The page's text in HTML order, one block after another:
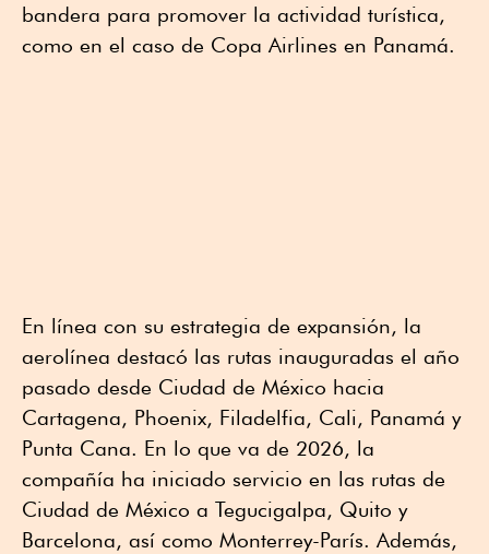
bandera para promover la actividad turística,
como en el caso de Copa Airlines en Panamá.
En línea con su estrategia de expansión, la
aerolínea destacó las rutas inauguradas el año
pasado desde Ciudad de México hacia
Cartagena, Phoenix, Filadelfia, Cali, Panamá y
Punta Cana. En lo que va de 2026, la
compañía ha iniciado servicio en las rutas de
Ciudad de México a Tegucigalpa, Quito y
Barcelona, así como Monterrey-París. Además,